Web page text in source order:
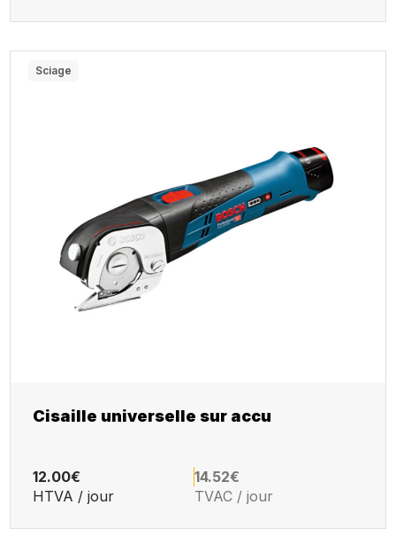
Sciage
Cisaille universelle sur accu
12.00€
14.52€
HTVA / jour
TVAC / jour